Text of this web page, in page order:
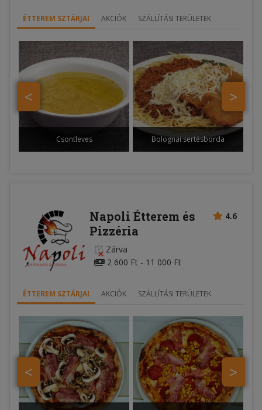
ÉTTEREM SZTÁRJAI AKCIÓK SZÁLLÍTÁSI TERÜLETEK
>
<
Csontleves Bolognai sertésborda
4.6
Napoli Étterem és
Pizzéria
Zárva
2 600 Ft - 11 000 Ft
ÉTTEREM SZTÁRJAI AKCIÓK SZÁLLÍTÁSI TERÜLETEK
>
<